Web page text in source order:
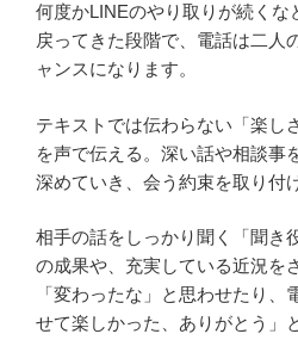
何度かLINEのやり取りが続くな
戻ってきた段階で、電話は二人
ャンスになります。
テキストでは伝わらない「楽し
を声で伝える。深い話や相談事
深めていき、会う約束を取り付
相手の話をしっかり聞く「聞き
の成果や、充実している近況を
「変わったな」と思わせたり
せて楽しかった、ありがとう」